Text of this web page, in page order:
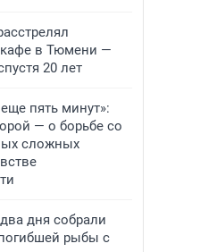
кафе в Тюмени —
20 лет
пять минут»:
— о борьбе со
сложных
дня собрали
рыбы с